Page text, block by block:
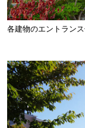
各建物のエントラン